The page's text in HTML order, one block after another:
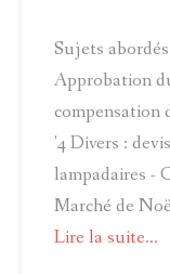
Sujets
Approbation
compensation
'4 Divers :
lampadaires -
Marché de
Lire la suite...